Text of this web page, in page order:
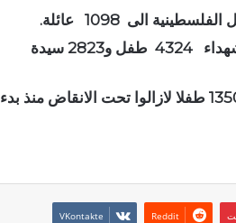
الى 1098 عائلة.
وارتفعت حصيلة العدوان الإسرائيلي إلى 10569 شهيداً من بينهم الشهداء 4324 طفل و2823 سيدة
وأشار القدرة، إلى أن الوزارة تلقت 2550 بلاغاً عن مفقودين منهم 1350 طفلا لازالوا تحت الانقاض منذ بدء